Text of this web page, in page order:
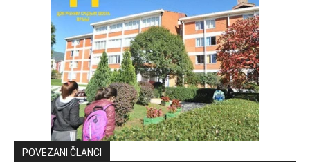
POVEZANI ČLANCI